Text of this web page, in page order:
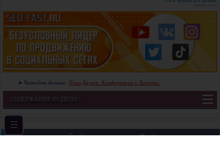
➤ Читайте дальше: План Дауэса. Конференция в Локарно.
СОДЕРЖАНИЕ РАЗДЕЛА:
Любознательным: ▼ ▲